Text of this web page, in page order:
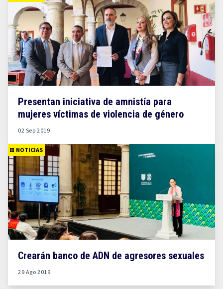
Presentan iniciativa de amnistía para
mujeres víctimas de violencia de género
02 Sep 2019
NOTICIAS
Crearán banco de ADN de agresores sexuales
29 Ago 2019